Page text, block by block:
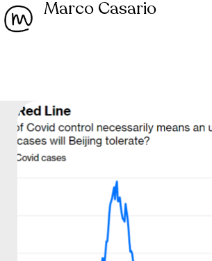
Marco Casario